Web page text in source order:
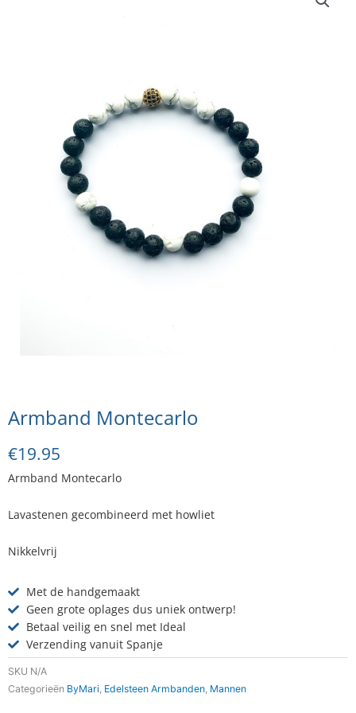
Armband Montecarlo
€19.95
Armband Montecarlo
Lavastenen gecombineerd met howliet
Nikkelvrij
Met de handgemaakt
Geen grote oplages dus uniek ontwerp!
Betaal veilig en snel met Ideal
Verzending vanuit Spanje
SKU N/A
Categorieën ByMari, Edelsteen Armbanden, Mannen